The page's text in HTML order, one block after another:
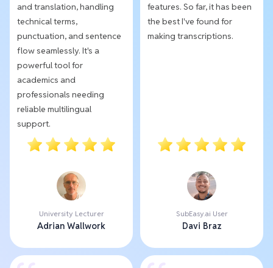
and translation, handling
technical terms,
punctuation, and sentence
flow seamlessly. It's a
powerful tool for
academics and
professionals needing
reliable multilingual
support.
University Lecturer
Adrian Wallwork
features. So far, it has been
the best I've found for
making transcriptions.
SubEasy.ai User
Davi Braz